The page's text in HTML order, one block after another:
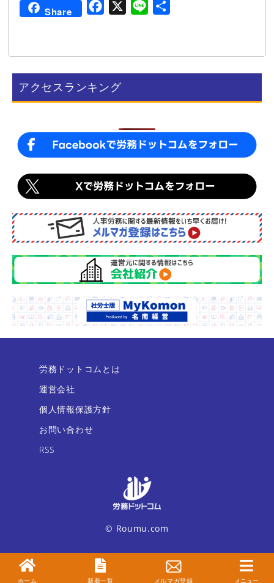
Share
e
b
o
e
アクセスランキング
労務ドットコムとは
運営会社
個人情報保護方針
お問い合わせ
RSS
© Roumu.com
ホーム 新着一覧 メルマガ登録 メニュー